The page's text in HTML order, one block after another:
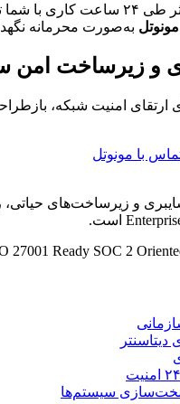
گرفت.
مونوتل به‌صورت محرمانه
و زیرساخت امن
ارتقای امنیت شبکه،
با مونوتل
سایبری و زیرساخت‌های
27001 Ready SOC 2
سیستم‌ها